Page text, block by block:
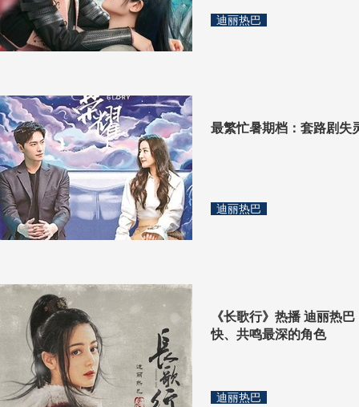
迪丽热巴
最繁忙暑期档：套路剧失
迪丽热巴
《长歌行》热播 迪丽热
快、共鸣最深的角色
迪丽热巴